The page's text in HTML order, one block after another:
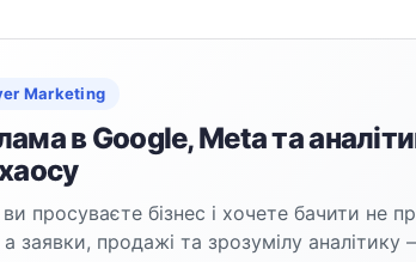
Marketing
в Google, Meta та
просуваєте бізнес і хочете бачити не
а заявки, продажі та зрозумілу аналітику